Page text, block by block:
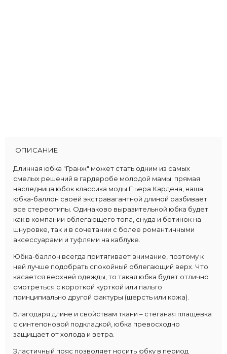
ОПИСАНИЕ
Длинная юбка "Гранж" может стать одним из самых
смелых решений в гардеробе молодой мамы: прямая
наследница юбок классика моды Пьера Кардена, наша
юбка-баллон своей экстравагантной длиной разбивает
все стереотипы. Одинаково выразительной юбка будет
как в компании облегающего топа, снуда и ботинок на
шнуровке, так и в сочетании с более романтичными
аксессуарами и туфлями на каблуке.
Юбка-баллон всегда притягивает внимание, поэтому к
ней лучше подобрать спокойный облегающий верх. Что
касается верхней одежды, то такая юбка будет отлично
смотреться с короткой курткой или пальто
принципиально другой фактуры (шерсть или кожа).
Благодаря длине и свойствам ткани – стеганая плащевка
с синтепоновой подкладкой, юбка превосходно
защищает от холода и ветра.
Эластичный пояс позволяет носить юбку в период